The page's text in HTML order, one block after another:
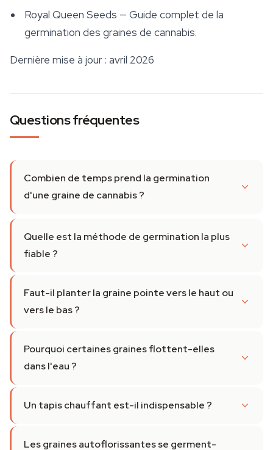
Royal Queen Seeds — Guide complet de la
germination des graines de cannabis.
Dernière mise à jour : avril 2026
Questions fréquentes
Combien de temps prend la germination
d'une graine de cannabis ?
Quelle est la méthode de germination la plus
fiable ?
Faut-il planter la graine pointe vers le haut ou
vers le bas ?
Pourquoi certaines graines flottent-elles
dans l'eau ?
Un tapis chauffant est-il indispensable ?
Les graines autoflorissantes se germent-